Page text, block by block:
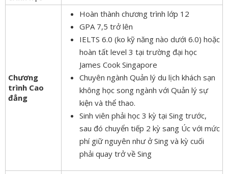
Chương
trình Cao
đẳng
Hoàn thành chương trình lớp 12
GPA 7,5 trở lên
IELTS 6.0 (ko kỹ năng nào dưới 6.0) hoặc
hoàn tất level 3 tại trường đại học
James Cook Singapore
Chuyên ngành Quản lý du lịch khách sạn
không học song ngành với Quản lý sự
kiện và thể thao.
Sinh viên phải học 3 kỳ tại Sing trước,
sau đó chuyển tiếp 2 kỳ sang Úc với mức
phí giữ nguyên như ở Sing và kỳ cuối
phải quay trở về Sing